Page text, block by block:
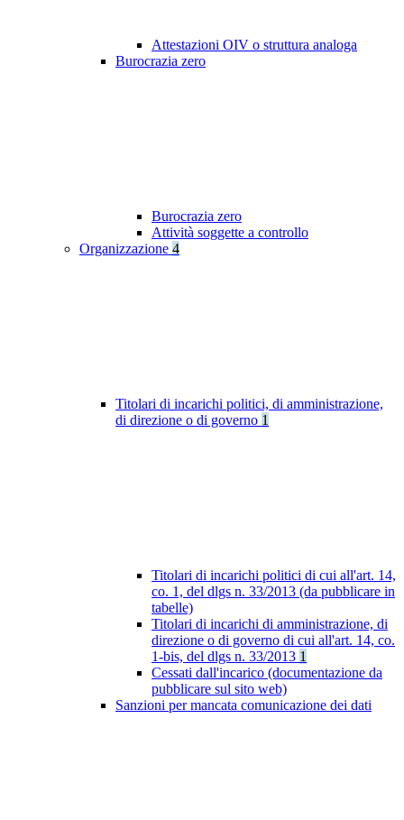
Attestazioni OIV o struttura analoga
Burocrazia zero
Burocrazia zero
Attività soggette a controllo
Organizzazione 4
Titolari di incarichi politici, di amministrazione,
di direzione o di governo 1
Titolari di incarichi politici di cui all'art. 14,
co. 1, del dlgs n. 33/2013 (da pubblicare in
tabelle)
Titolari di incarichi di amministrazione, di
direzione o di governo di cui all'art. 14, co.
1-bis, del dlgs n. 33/2013 1
Cessati dall'incarico (documentazione da
pubblicare sul sito web)
Sanzioni per mancata comunicazione dei dati